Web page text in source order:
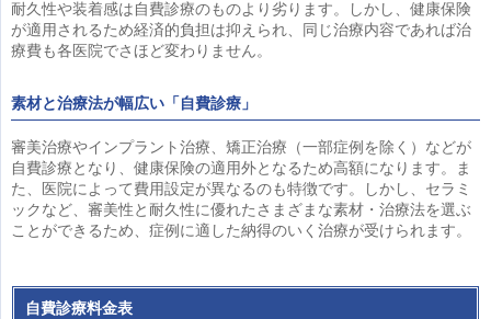
耐久性や装着感は自費診療のものより劣ります。しかし、健康保険
が適用されるため経済的負担は抑えられ、同じ治療内容であれば治
療費も各医院でさほど変わりません。
素材と治療法が幅広い「自費診療」
審美治療やインプラント治療、矯正治療（一部症例を除く）などが
自費診療となり、健康保険の適用外となるため高額になります。ま
た、医院によって費用設定が異なるのも特徴です。しかし、セラミ
ックなど、審美性と耐久性に優れたさまざまな素材・治療法を選ぶ
ことができるため、症例に適した納得のいく治療が受けられます。
自費診療料金表